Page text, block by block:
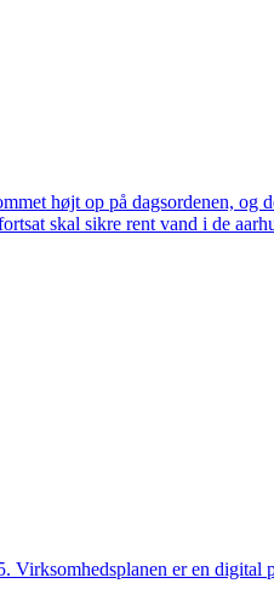
højt op på dagsordenen,
skal sikre rent vand i de
Virksomhedsplanen er en digital